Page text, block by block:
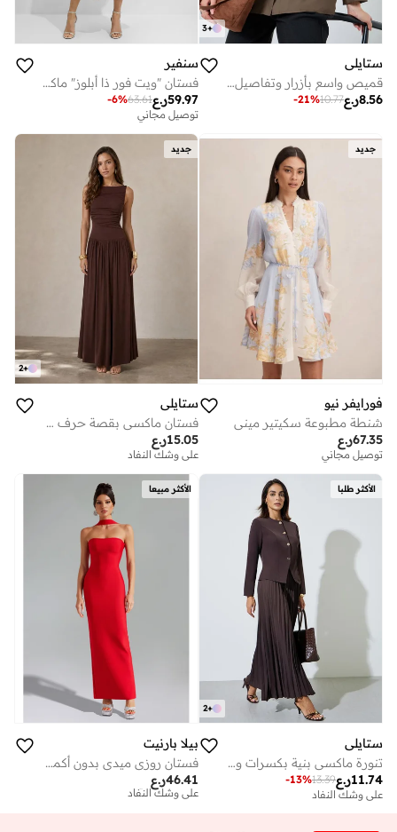
+
3
ستايلي
قميص واسع بأزرار وتفاصيل ألواح
ر.ع8.56
10.77
-21%
سنفير
فستان "ويت فور ذا أبلوز" ماكسي بخطوط متعددة الألوان وأكمام منتفخة
ر.ع59.97
63.61
-6%
توصيل مجاني
جديد
فورايفر نيو
شنطة مطبوعة سكيتير ميني
ر.ع67.35
توصيل مجاني
جديد
+
2
ستايلي
فستان ماكسي بقصة حرف A وكسرات - بني
ر.ع15.05
على وشك النفاد
الأكثر طلبا
+
2
ستايلي
تنورة ماكسي بنية بكسرات وقصة واسعة
ر.ع11.74
13.39
-13%
على وشك النفاد
الأكثر مبيعا
بيلا بارنيت
فستان روزي ميدي بدون أكمام بتصميم ضمادة
ر.ع46.41
توصيل مجاني
على وشك النفاد
توصيل مجاني